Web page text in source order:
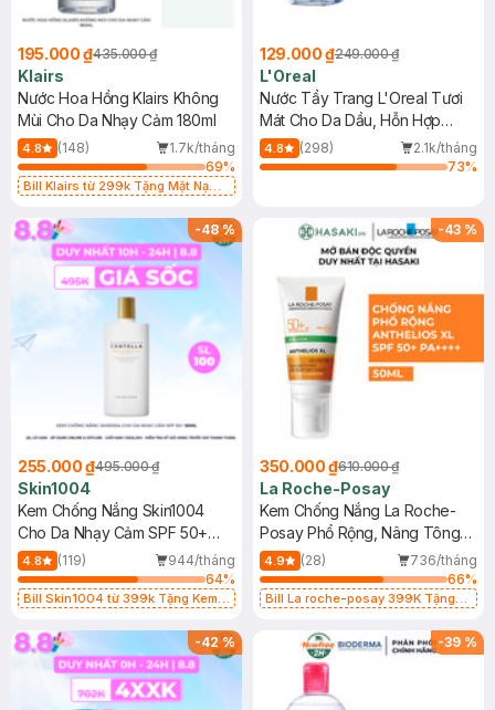
195.000 ₫435.000 ₫
Klairs
Nước Hoa Hồng Klairs Không
Mùi Cho Da Nhạy Cảm 180ml
4.8 (148)
1.7k/tháng
69%
Bill Klairs từ 299k Tặng Mặt Nạ
25ml (SL Có Hạn)
129.000 ₫249.000 ₫
L'Oreal
Nước Tẩy Trang L'Oreal Tươi
Mát Cho Da Dầu, Hỗn Hợp
400ml
4.8 (298)
2.1k/tháng
73%
-48%
255.000 ₫495.000 ₫
Skin1004
Kem Chống Nắng Skin1004
Cho Da Nhạy Cảm SPF 50+
50ml
4.8 (119)
944/tháng
64%
Bill Skin1004 từ 399k Tặng Kem
SPF 50+ 20ml (SL Có Hạn)
-43 %
350.000 ₫610.000 ₫
La Roche-Posay
Kem Chống Nắng La Roche-
Posay Phổ Rộng, Nâng Tông
Kiềm Dầu 50ml
4.9 (28)
736/tháng
66%
Bill La roche-posay 399K Tặng
(SL có hạn)
-42% -39 %